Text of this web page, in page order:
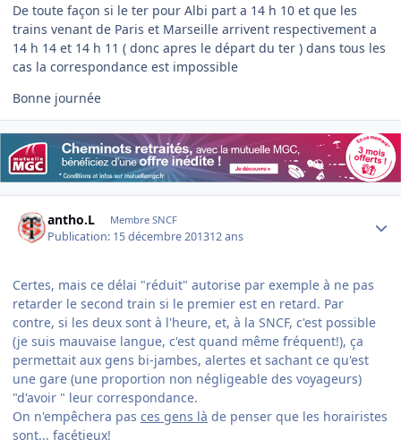
De toute façon si le ter pour Albi part a 14 h 10 et que les
trains venant de Paris et Marseille arrivent respectivement a
14 h 14 et 14 h 11 ( donc apres le départ du ter ) dans tous les
cas la correspondance est impossible
Bonne journée
antho.L Membre SNCF
Publication: 15 décembre 201312 ans
Certes, mais ce délai "réduit" autorise par exemple à ne pas
retarder le second train si le premier est en retard. Par
contre, si les deux sont à l'heure, et, à la SNCF, c'est possible
(je suis mauvaise langue, c'est quand même fréquent!), ça
permettait aux gens bi-jambes, alertes et sachant ce qu'est
une gare (une proportion non négligeable des voyageurs)
"d'avoir " leur correspondance.
On n'empêchera pas ces gens là de penser que les horairistes
sont... facétieux!